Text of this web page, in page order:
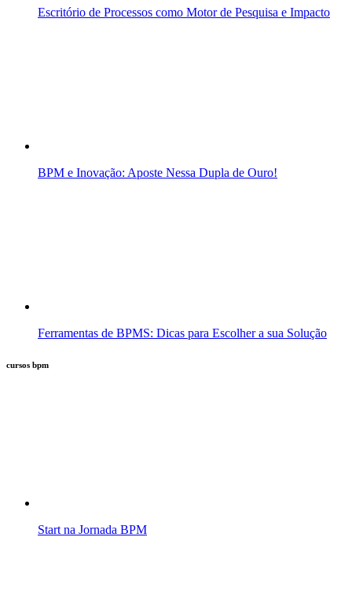
Escritório de Processos como Motor de Pesquisa e Impacto
BPM e Inovação: Aposte Nessa Dupla de Ouro!
Ferramentas de BPMS: Dicas para Escolher a sua Solução
cursos bpm
Start na Jornada BPM